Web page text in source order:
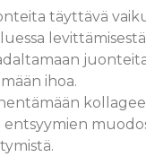
täyttävä
ihoa.
entsyymien